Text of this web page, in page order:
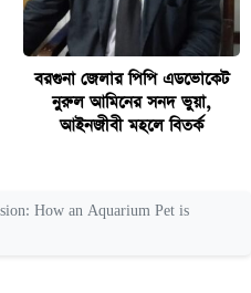
বরগুনা জেলার পিপি এডভোকেট
নুরুল আমিনের সনদ ভুয়া,
আইনজীবী মহলে বিতর্ক
How an Aquarium Pet is